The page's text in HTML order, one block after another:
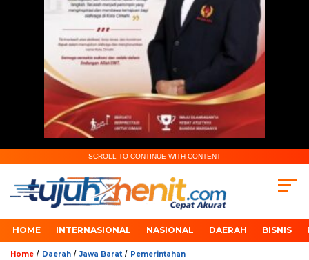
SCROLL TO CONTINUE WITH CONTENT
HOME INTERNASIONAL NASIONAL DAERAH BISNIS
Home / Daerah / Jawa Barat/ Pemerintahan